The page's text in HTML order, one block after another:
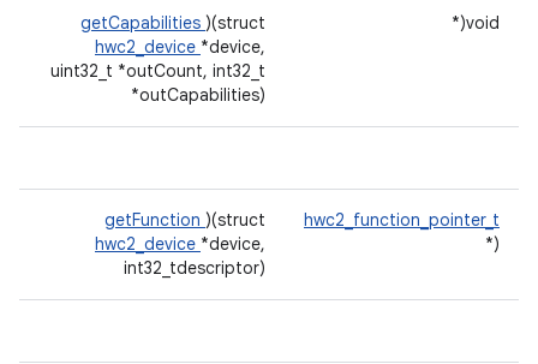
void(*
getCapabilities )(struct
hwc2_device *device,
uint32_t *outCount, int32_t
*outCapabilities)
hwc2_function_pointer_t
(*
getFunction )(struct
hwc2_device *device,
int32_tdescriptor)